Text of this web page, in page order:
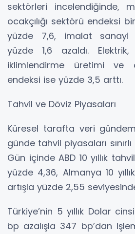
sektörleri incelendiğinde,
ocakçılığı sektörü endeksi
yüzde 7,6, imalat sanayi
yüzde 1,6 azaldı.
iklimlendirme üretimi ve
endeksi ise yüzde 3,5 arttı.
Tahvil ve Döviz Piyasaları
Küresel tarafta veri
günde tahvil piyasaları sınırlı
Gün içinde ABD 10 yıllık
yüzde 4,36, Almanya 10
artışla yüzde 2,55
Türkiye’nin 5 yıllık Dolar
bp azalışla 347 bp’dan